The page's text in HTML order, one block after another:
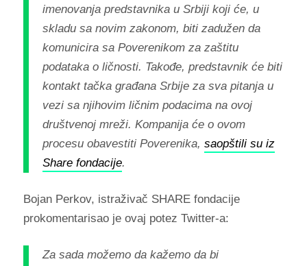
imenovanja predstavnika u Srbiji koji će, u
skladu sa novim zakonom, biti zadužen da
komunicira sa Poverenikom za zaštitu
podataka o ličnosti. Takođe, predstavnik će biti
kontakt tačka građana Srbije za sva pitanja u
vezi sa njihovim ličnim podacima na ovoj
društvenoj mreži. Kompanija će o ovom
procesu obavestiti Poverenika, saopštili su iz
Share fondacije.
Bojan Perkov, istraživač SHARE fondacije
prokomentarisao je ovaj potez Twitter-a:
Za sada možemo da kažemo da bi